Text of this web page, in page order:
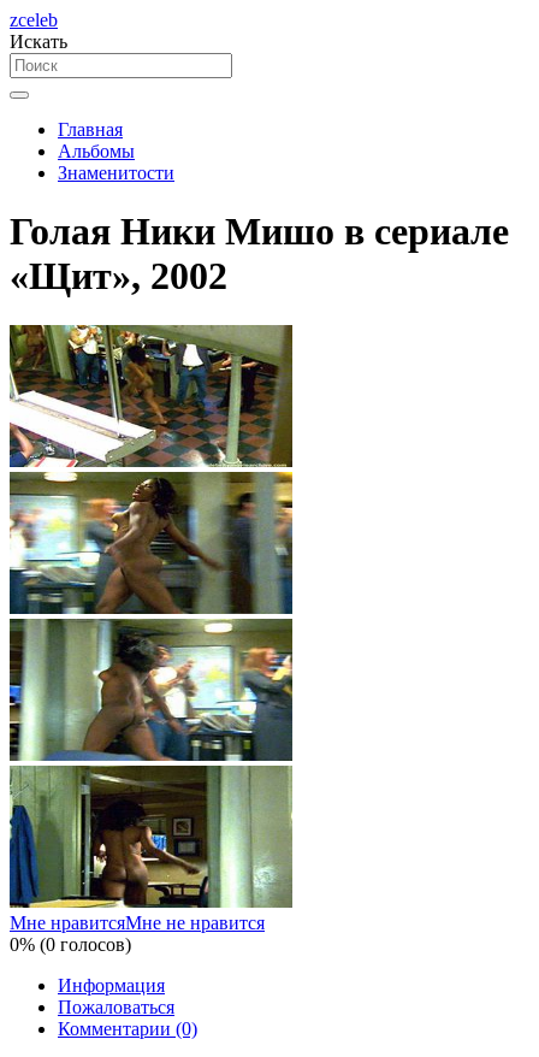
zceleb
Искать
Главная
Альбомы
Знаменитости
Голая Ники Мишо в сериале
«Щит», 2002
Мне нравитсяМне не нравится
0% (0 голосов)
Информация
Пожаловаться
Комментарии (0)